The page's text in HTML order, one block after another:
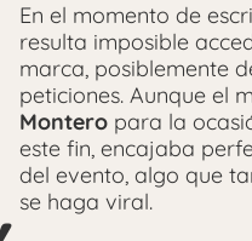
En el momento de
resulta imposible
marca, posiblemente
peticiones. Aunque el
Montero para la
este fin, encajaba
del evento, algo que
se haga viral.